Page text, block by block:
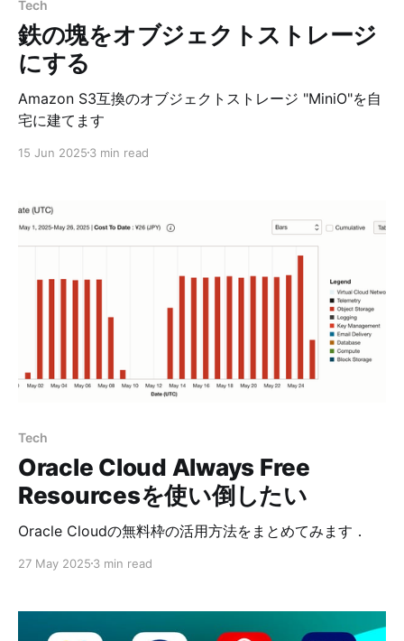
Tech
鉄の塊をオブジェクトストレージ
にする
Amazon S3互換のオブジェクトストレージ "MiniO"を自
宅に建てます
15 Jun 2025 3 min read
Tech
Oracle Cloud Always Free
Resourcesを使い倒したい
Oracle Cloudの無料枠の活用方法をまとめてみます．
27 May 2025 3 min read